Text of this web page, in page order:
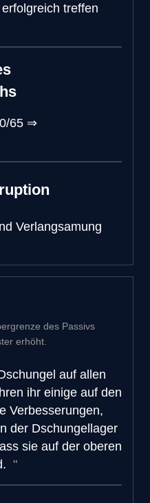
treffen
65 ⇒
Verlangsamung
des Passivs
erhöht.
auf allen
ihr einige auf den
Verbesserungen,
der Dschungellager
sie auf der oberen